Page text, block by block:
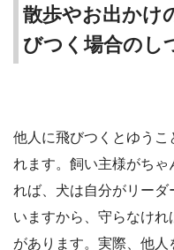
散歩やお出かけ
びつく場合のし
他人に飛びつくとゆう
れます。飼い主様がち
れば、犬は自分がリー
いますから、守らなけ
があります。実際、他